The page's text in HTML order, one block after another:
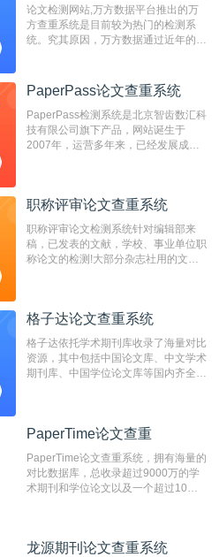
论文检测网站,万方数据平台推出的万
方查重系统是目前较为热门的检测系
统。究其原因，万方数据通过近年的发
检测系统，其真实性和权威性无可厚
非。其次，相对于知网而言，万方检测
费用少，上手容易，是学生初次论文查
重的推荐系统。
PaperPass论文查重系统
PaperPass检测系统是北京智齿数汇科
技有限公司旗下产品，网站诞生于
2007年，运营多年来，已经发展成为
检测速度快、精度高，市场反映良好。
职称评审论文查重系统
职称评审论文检测系统针对编辑部来
稿，已发表的文献，学校、事业单位职
称论文的检测!大部分杂志社用的文献
编辑部检测来稿和已发表的文献,检测
测时注意填写第一作者,才能排除已发
表文献复制比。（限制字符数1万）
格子达论文查重系统
格子达依托学术期刊库收录了海量对比
资源，其中包括中国论文库、中文学术
期刊库、中国学位论文库等国内齐全的
系统，可检测中文、英文两种语言的论
PaperTime论文查重
PaperTime论文查重系统，拥有海量的
对比数据库，总收录超过9000万的学
术期刊和学位论文以及一个超过10亿
对，利用指纹索引快速而精准地在云检
龙源期刊论文查重系统